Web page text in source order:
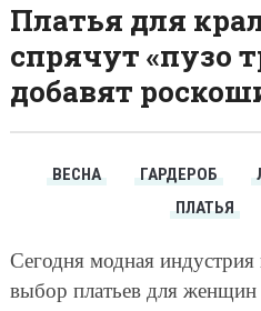
Платья для
спрячут «пузо
добавят
ВЕСНА ГАРДЕРОБ
ПЛАТЬЯ
Сегодня модная
выбор платьев для женщин